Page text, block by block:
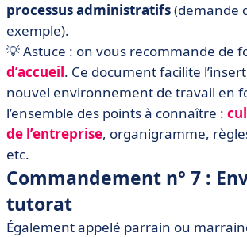
processus administratifs(demande
exemple).
💡 Astuce : on vous recommande de
d’accueil. Ce document facilite
nouvel environnement de travail en
l’ensemble des points à connaître :
de l’entreprise, organigramme,
etc.
Commandement n° 7 :
tutorat
Également appelé parrain ou